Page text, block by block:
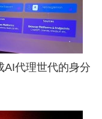
AI代理世代的身分